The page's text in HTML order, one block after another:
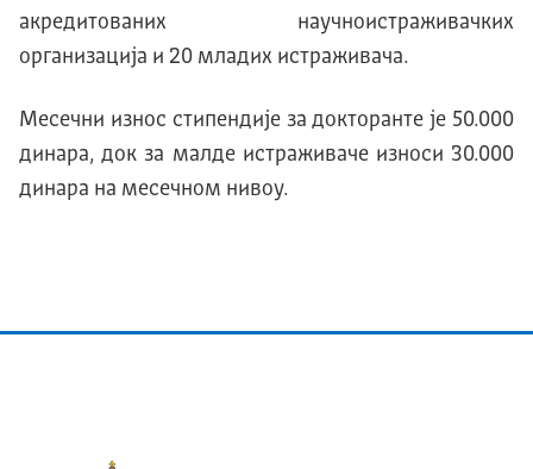
акредитованих научноистраживачких
организација и 20 младих истраживача.
Месечни износ стипендије за докторанте је 50.000
динара, док за малде истраживаче износи 30.000
динара на месечном нивоу.